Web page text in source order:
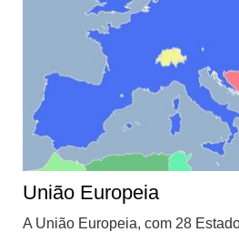
União Europeia
A União Europeia, com 28